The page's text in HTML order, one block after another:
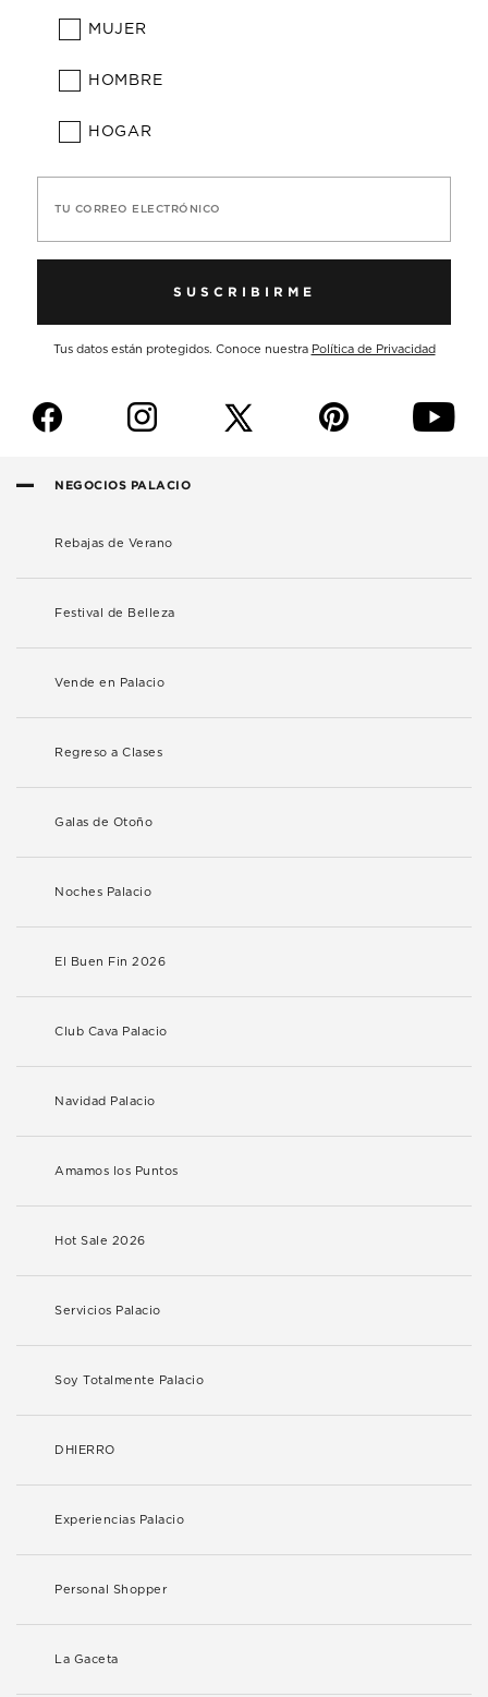
MUJER
HOMBRE
HOGAR
TU CORREO ELECTRÓNICO
SUSCRIBIRME
Tus datos están protegidos. Conoce nuestra Política de Privacidad
f i p y
NEGOCIOS PALACIO
Rebajas de Verano
Festival de Belleza
Vende en Palacio
Regreso a Clases
Galas de Otoño
Noches Palacio
El Buen Fin 2026
Club Cava Palacio
Navidad Palacio
Amamos los Puntos
Hot Sale 2026
Servicios Palacio
Soy Totalmente Palacio
DHIERRO
Experiencias Palacio
Personal Shopper
La Gaceta